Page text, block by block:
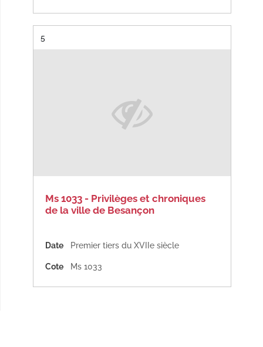
Résultat n°
5
Ms 1033 - Privilèges et chroniques
de la ville de Besançon
Date Premier tiers du XVIIe siècle
Cote Ms 1033